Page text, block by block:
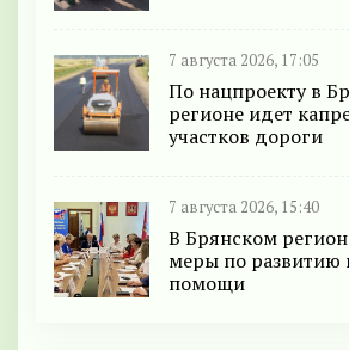
7 августа 2026, 17:05
По нацпроекту в
регионе идет
участков дороги
7 августа 2026, 15:40
В Брянском
меры по развитию
помощи